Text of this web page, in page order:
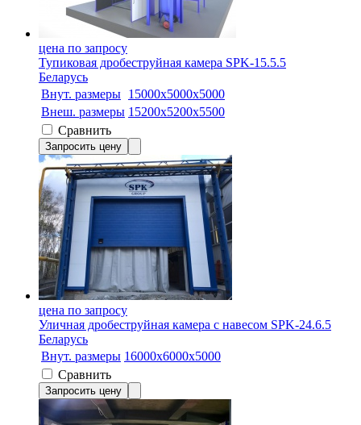
цена по запросу
Тупиковая дробеструйная камера SPK-15.5.5
Беларусь
Внут. размеры 15000х5000х5000
Внеш. размеры 15200х5200х5500
Сравнить
Запросить цену
цена по запросу
Уличная дробеструйная камера с навесом SPK-24.6.5
Беларусь
Внут. размеры 16000х6000х5000
Сравнить
Запросить цену